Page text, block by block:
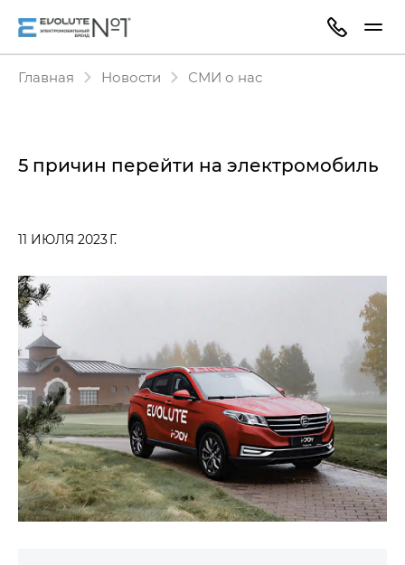
Главная Новости СМИ о нас
5 причин перейти на электромобиль
11 ИЮЛЯ 2023 Г.